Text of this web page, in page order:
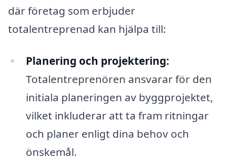
där företag som erbjuder
totalentreprenad kan hjälpa till:
Planering och projektering:
Totalentreprenören ansvarar för den
initiala planeringen av byggprojektet,
vilket inkluderar att ta fram ritningar
och planer enligt dina behov och
önskemål.